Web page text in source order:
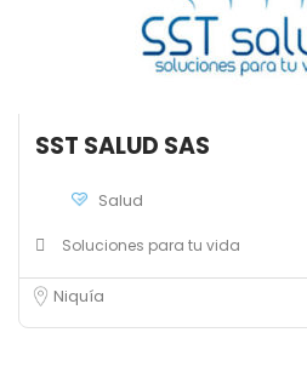
SST SALUD SAS
Salud
Soluciones para tu vida
Niquía